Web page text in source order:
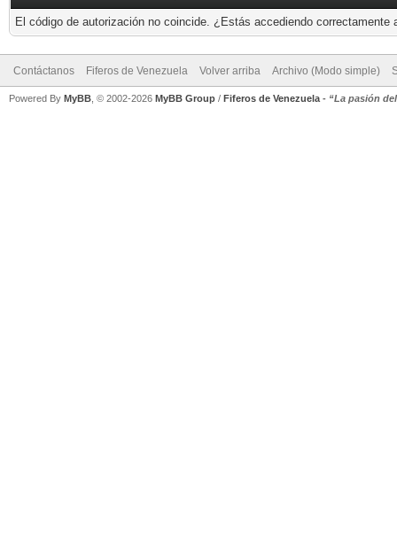
El código de autorización no coincide. ¿Estás accediendo
Contáctanos Fiferos de Venezuela Volver arriba Archivo (Modo simple)
Powered By MyBB , © 2002-2026 MyBB Group / Fiferos de Venezuela - “La pasión